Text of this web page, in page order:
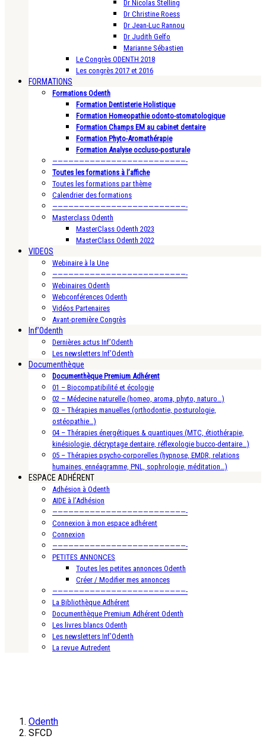
Dr Nicolas Stelling
Dr Christine Roess
Dr Jean-Luc Rannou
Dr Judith Gelfo
Marianne Sébastien
Le Congrès ODENTH 2018
Les congrès 2017 et 2016
FORMATIONS
Formations Odenth
Formation Dentisterie Holistique
Formation Homeopathie odonto-stomatologique
Formation Champs EM au cabinet dentaire
Formation Phyto-Aromathérapie
Formation Analyse occluso-posturale
—————————————————————————-
Toutes les formations à l’affiche
Toutes les formations par thème
Calendrier des formations
—————————————————————————-
Masterclass Odenth
MasterClass Odenth 2023
MasterClass Odenth 2022
VIDEOS
Webinaire à la Une
—————————————————————————-
Webinaires Odenth
Webconférences Odenth
Vidéos Partenaires
Avant-première Congrès
Inf’Odenth
Dernières actus Inf’Odenth
Les newsletters Inf’Odenth
Documenthèque
Documenthèque Premium Adhérent
01 – Biocompatibilité et écologie
02 – Médecine naturelle (homeo, aroma, phyto, naturo…)
03 – Thérapies manuelles (orthodontie, posturologie,
ostéopathie…)
04 – Thérapies énergétiques & quantiques (MTC, étiothérapie,
kinésiologie, décryptage dentaire, réflexologie bucco-dentaire…)
05 – Thérapies psycho-corporelles (hypnose, EMDR, relations
humaines, ennéagramme, PNL, sophrologie, méditation…)
ESPACE ADHÉRENT
Adhésion à Odenth
AIDE à l’Adhésion
—————————————————————————-
Connexion à mon espace adhérent
Connexion
—————————————————————————-
PETITES ANNONCES
Toutes les petites annonces Odenth
Créer / Modifier mes annonces
—————————————————————————-
La Bibliothèque Adhérent
Documenthèque Premium Adhérent Odenth
Les livres blancs Odenth
Les newsletters Inf’Odenth
La revue Autredent
Odenth
SFCD